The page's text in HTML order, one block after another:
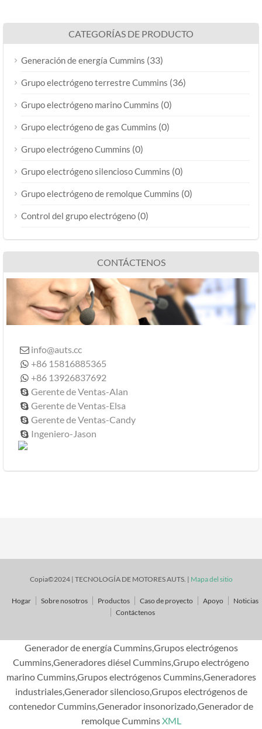
CATEGORÍAS DE PRODUCTO
Generación de energía Cummins (33)
Grupo electrógeno terrestre Cummins (36)
Grupo electrógeno marino Cummins (0)
Grupo electrógeno de gas Cummins (0)
Grupo electrógeno Cummins (0)
Grupo electrógeno silencioso Cummins (0)
Grupo electrógeno de remolque Cummins (0)
Control del grupo electrógeno (0)
CONTÁCTENOS
 info@auts.cc
 +86 15816885365
 +86 13926837692
 Gerente de Ventas-Alan
 Gerente de Ventas-Elsa
 Gerente de Ventas-Candy
 Ingeniero-Jason
Copia©2024 | TECNOLOGÍA DE MOTORES AUTS. | Mapa del sitio
Hogar Sobre nosotros Productos Caso de proyecto Apoyo
Noticias
Contáctenos
Generador de energía Cummins,Grupos electrógenos
Cummins,Generadores diésel Cummins,Grupo electrógeno
marino Cummins,Grupos electrógenos Cummins,Generadores
industriales,Generador silencioso,Grupos electrógenos de
contenedor Cummins,Generador insonorizado,Generador de
remolque CumminsXML